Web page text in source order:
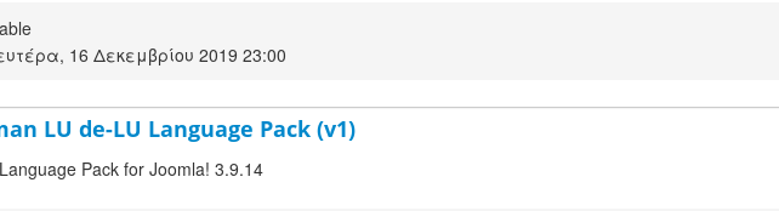
16 Δεκεμβρίου 2019 23:00
LU de-LU Language Pack (v1)
Pack for Joomla! 3.9.14